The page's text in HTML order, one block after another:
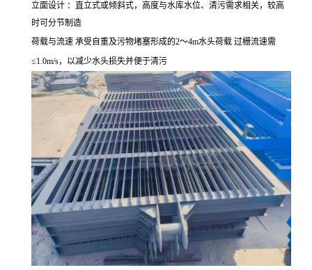
立面设计 ：直立式或倾斜式，高度与水库水位、清污需求相关，较高
时可分节制造
荷载与流速 承受自重及污物堵塞形成的2～4m水头荷载 过栅流速需
≤1.0m/s，以减少水头损失并便于清污